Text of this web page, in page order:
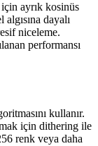
ayrık kosinüs
dayalı
niceleme.
performansı
kullanır.
için dithering ile
renk veya daha